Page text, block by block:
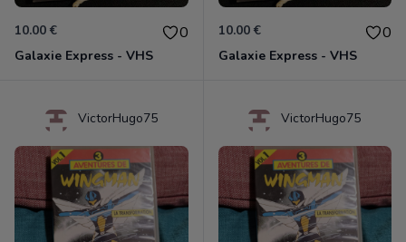
10.00 € 0
Galaxie Express - VHS
10.00 € 0
Galaxie Express - VHS
VictorHugo75 VictorHugo75